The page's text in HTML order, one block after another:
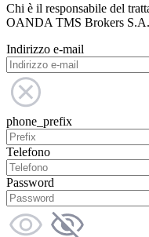
Chi è il responsabile del
OANDA TMS Brokers S.A.
Indirizzo e-mail
phone_prefix
Telefono
Password